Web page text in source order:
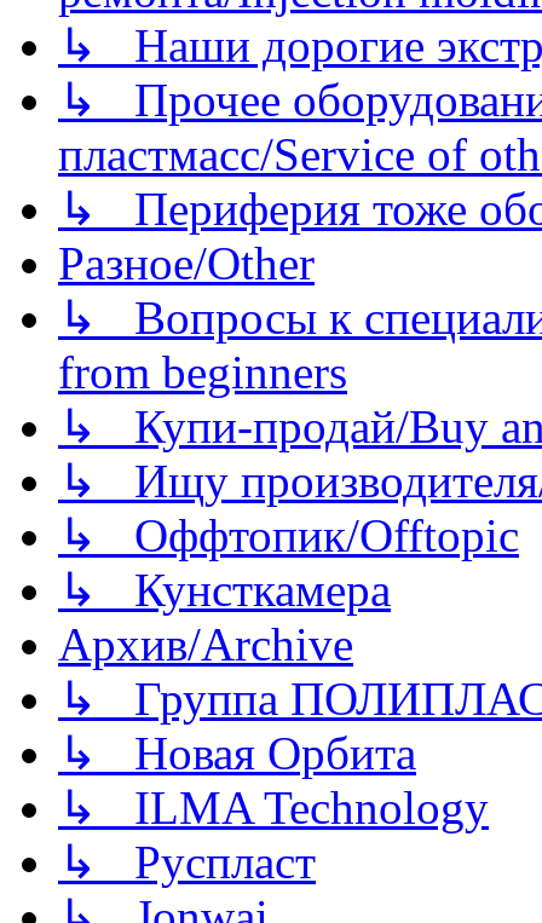
↳ Наши дорогие
↳ Прочее
пластмасс/Service of
↳ Периферия тоже
Разное/Other
↳ Вопросы к
from beginners
↳ Купи-продай/Buy
↳ Ищу
↳ Оффтопик/Offtopic
↳ Кунсткамера
Архив/Archive
↳ Группа
↳ Новая Орбита
↳ ILMA Technology
↳ Руспласт